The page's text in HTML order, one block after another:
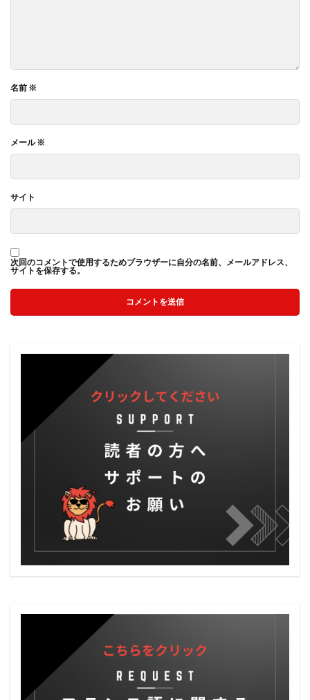
名前 ※
メール※
サイト
次回のコメントで使用するためブラウザーに自分の名前、メールアドレス、
サイトを保存する。